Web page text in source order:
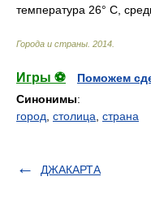
температура 26° С,
Города и страны 2014
Игры ⚽
Поможем
Синонимы:
город столица страна
ДЖАКАРТА